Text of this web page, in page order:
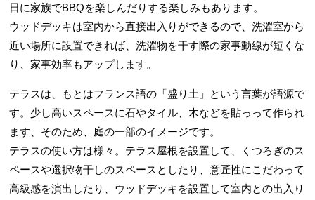
日に家族でBBQを楽しんだりする楽しみもあります。
ウッドデッキは室内から直接出入りができるので、洗濯室から
近い場所に設置できれば、洗濯物を干す際の家事動線が短くな
り、家事効率もアップします。
テラスは、もとはフランス語の「盛り土」という言葉が語源で
す。少し高いスペースに石やタイル、木などを貼っって作られ
ます、そのため、庭の一部のイメージです。
テラスの使い方は様々。テラス屋根を設置して、くつろぎのス
ペースや選択物干しのスペースとしたり、意匠性にこだわって
高級感を演出したり、ウッドデッキを設置して室内との出入り